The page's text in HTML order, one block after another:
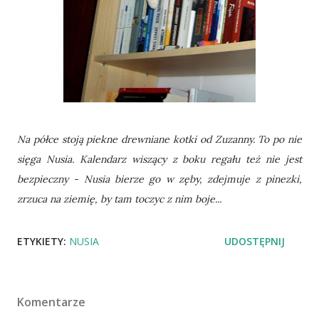
Na półce stoją piekne drewniane kotki od Zuzanny. To po nie
sięga Nusia. Kalendarz wiszący z boku regału też nie jest
bezpieczny - Nusia bierze go w zęby, zdejmuje z pinezki,
zrzuca na ziemię, by tam toczyc z nim boje...
ETYKIETY: NUSIA UDOSTĘPNIJ
Komentarze